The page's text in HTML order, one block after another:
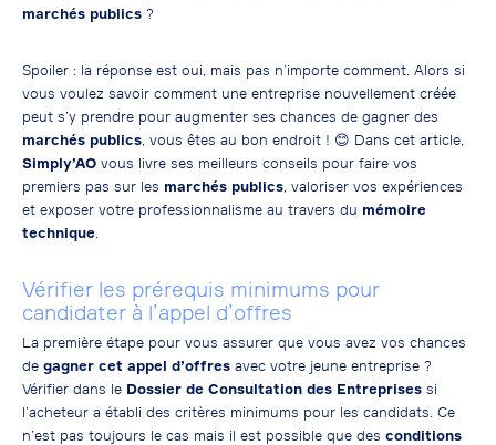
marchés publics ?
Spoiler : la réponse est oui, mais pas n’importe comment. Alors si
vous voulez savoir comment une entreprise nouvellement créée
peut s’y prendre pour augmenter ses chances de gagner des
marchés publics, vous êtes au bon endroit ! 😊 Dans cet article,
Simply’AO vous livre ses meilleurs conseils pour faire vos
premiers pas sur les marchés publics, valoriser vos expériences
et exposer votre professionnalisme au travers du mémoire
technique.
Vérifier les prérequis minimums pour
candidater à l’appel d’offres
La première étape pour vous assurer que vous avez vos chances
de gagner cet appel d’offres avec votre jeune entreprise ?
Vérifier dans le Dossier de Consultation des Entreprises si
l’acheteur a établi des critères minimums pour les candidats. Ce
n’est pas toujours le cas mais il est possible que des conditions